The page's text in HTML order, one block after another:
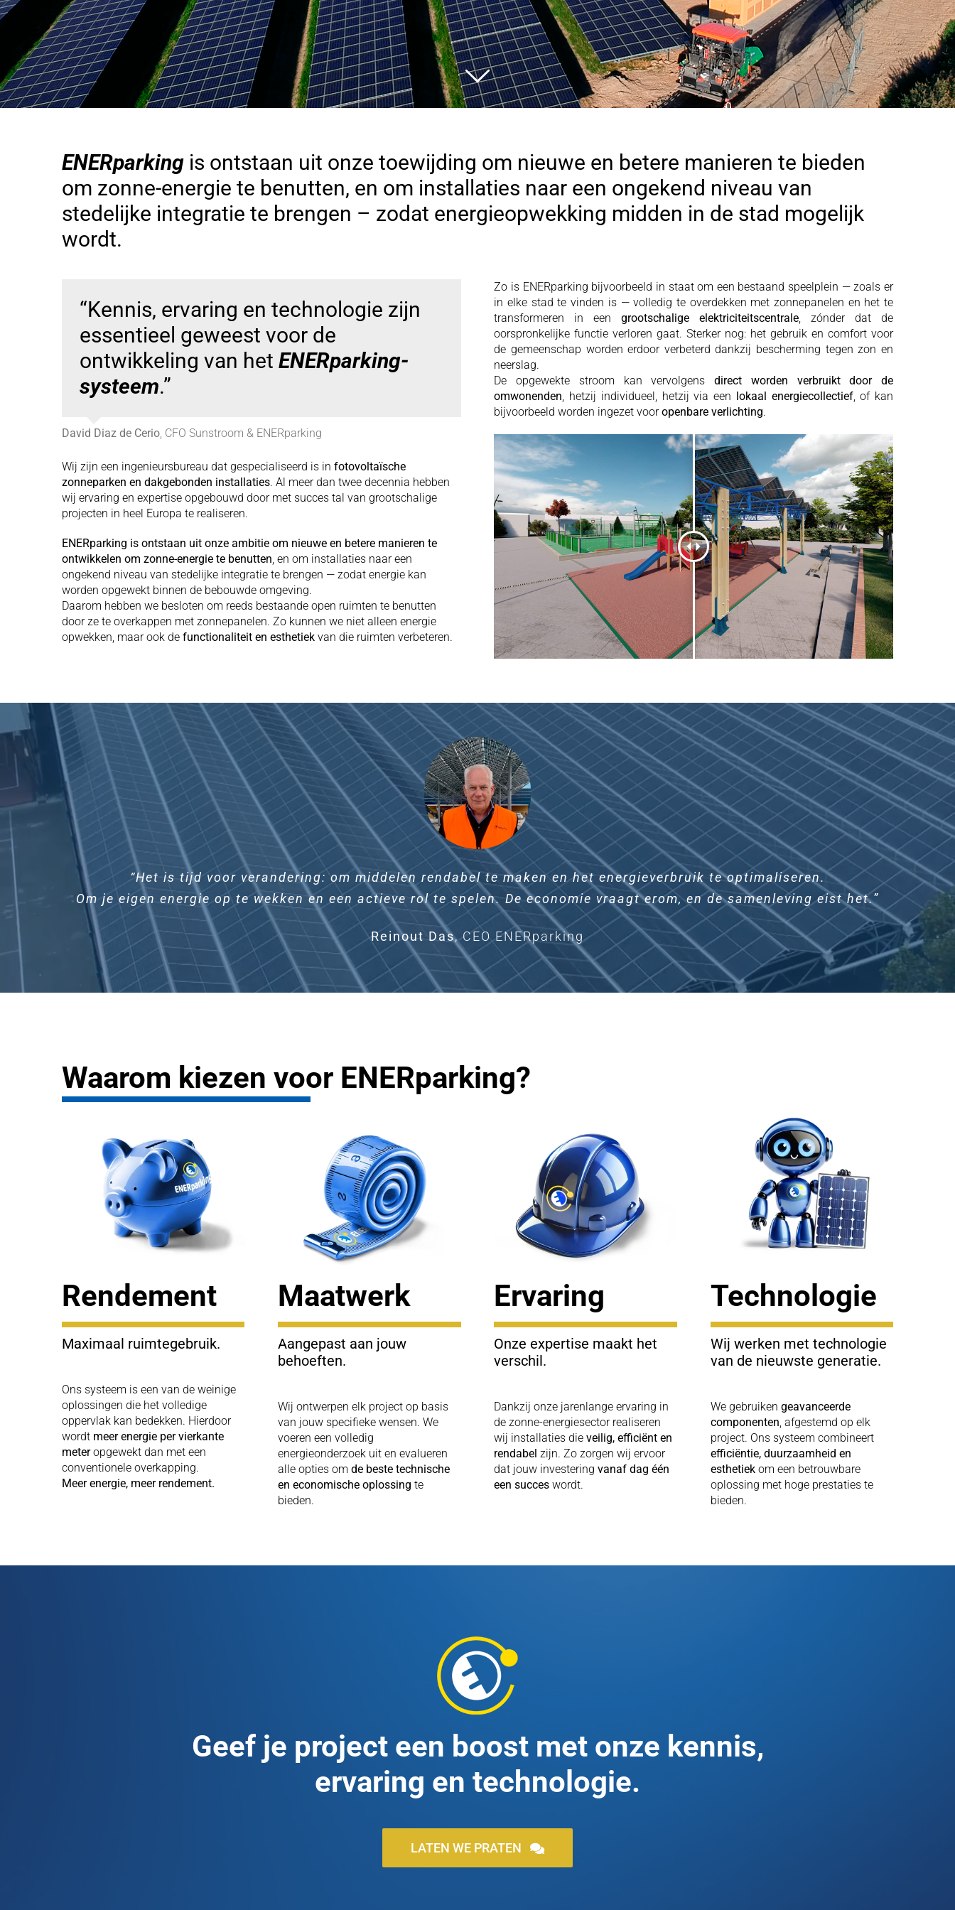
ENERparking is ontstaan uit onze toewijding om nieuwe en betere manieren te bieden
om zonne-energie te benutten, en om installaties naar een ongekend niveau van
stedelijke integratie te brengen – zodat energieopwekking midden in de stad mogelijk
wordt.
“Kennis, ervaring en technologie zijn
essentieel geweest voor de
ontwikkeling van het ENERparking-
systeem.”
David Diaz de Cerio, CFO Sunstroom & ENERparking
Wij zijn een ingenieursbureau dat gespecialiseerd is in fotovoltaïsche
zonneparken en dakgebonden installaties. Al meer dan twee decennia hebben
wij ervaring en expertise opgebouwd door met succes tal van grootschalige
projecten in heel Europa te realiseren.
ENERparking is ontstaan uit onze ambitie om nieuwe en betere manieren te
ontwikkelen om zonne-energie te benutten, en om installaties naar een
ongekend niveau van stedelijke integratie te brengen — zodat energie kan
worden opgewekt binnen de bebouwde omgeving.
Daarom hebben we besloten om reeds bestaande open ruimten te benutten
door ze te overkappen met zonnepanelen. Zo kunnen we niet alleen energie
opwekken, maar ook de functionaliteit en esthetiek van die ruimten verbeteren.
Zo is ENERparking bijvoorbeeld in staat om een bestaand speelplein — zoals er
in elke stad te vinden is — volledig te overdekken met zonnepanelen en het te
transformeren in eengrootschalige elektriciteitscentrale, zónder dat de
oorspronkelijke functie verloren gaat. Sterker nog: het gebruik en comfort voor
de gemeenschap worden erdoor verbeterd dankzij bescherming tegen zon en
neerslag.
De opgewekte stroom kan vervolgensdirect worden verbruikt door de
omwonenden, hetzij individueel, hetzij via een lokaal energiecollectief, of kan
bijvoorbeeld worden ingezet vooropenbare verlichting.
“Het is tijd voor verandering: om middelen rendabel te maken en het energieverbruik te optimaliseren.
Om je eigen energie op te wekken en een actieve rol te spelen. De economie vraagt erom, en de samenleving eist het.”
Reinout Das,CEO ENERparking
Waarom kiezen voor ENERparking?
Rendement
Maximaal ruimtegebruik.
Ons systeem is een van de weinige
oplossingen die het volledige
oppervlak kan bedekken. Hierdoor
wordt meer energie per vierkante
meteropgewekt dan met een
conventionele overkapping.
Meer energie, meer rendement.
Maatwerk
Aangepast aan jouw
behoeften.
Wij ontwerpen elk project op basis
van jouw specifieke wensen. We
voeren een volledig
energieonderzoek uit en evalueren
alle opties omde beste technische
en economische oplossing te
bieden.
Ervaring
Onze expertise maakt het
verschil.
Dankzij onze jarenlange ervaring in
de zonne-energiesector realiseren
wij installaties dieveilig, efficiënt en
rendabel zijn. Zo zorgen wij ervoor
dat jouw investeringvanaf dag één
een succes wordt.
Technologie
Wij werken met technologie
van de nieuwste generatie.
We gebruiken geavanceerde
componenten, afgestemd op elk
project. Ons systeem combineert
efficiëntie, duurzaamheid en
esthetiekom een betrouwbare
oplossing met hoge prestaties te
bieden.
Geef je project een boost met onze kennis,
ervaring en technologie.
LATEN WE PRATEN